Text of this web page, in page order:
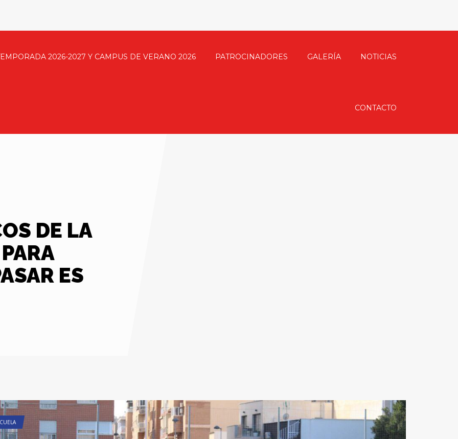
2026-2027 Y CAMPUS DE VERANO 2026 PATROCINADORES GALERÍA NOTICIAS
CONTACTO
DE LA
ES